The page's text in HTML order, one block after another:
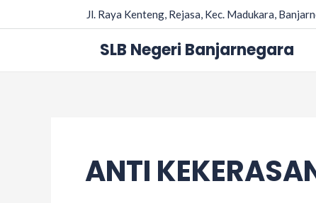
to
Jl. Raya Kenteng, Rejasa, Kec. Madukara,
SLB Negeri Banjarnegara
ANTI